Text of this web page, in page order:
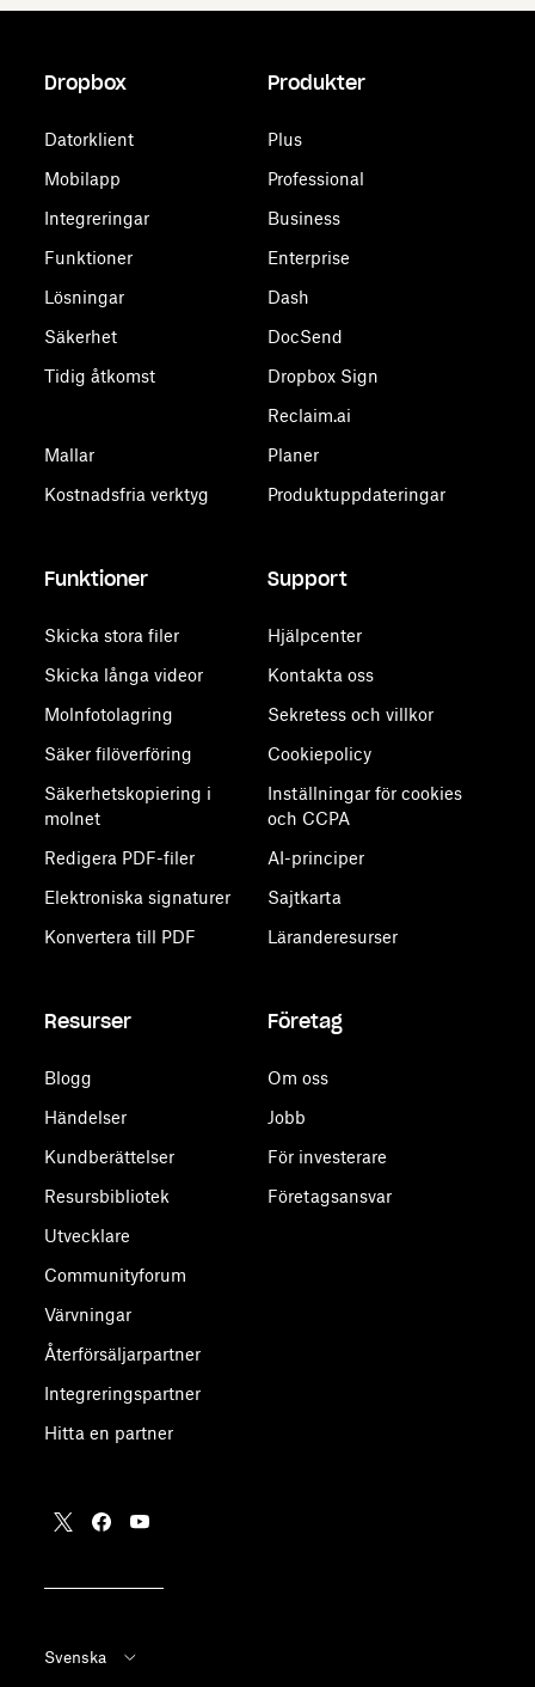
Dropbox
Datorklient
Mobilapp
Integreringar
Funktioner
Lösningar
Säkerhet
Tidig åtkomst
Mallar
Kostnadsfria verktyg
Produkter
Plus
Professional
Business
Enterprise
Dash
DocSend
Dropbox Sign
Reclaim.ai
Planer
Produktuppdateringar
Funktioner
Skicka stora filer
Skicka långa videor
Molnfotolagring
Säker filöverföring
Säkerhetskopiering i
molnet
Redigera PDF-filer
Elektroniska signaturer
Konvertera till PDF
Support
Hjälpcenter
Kontakta oss
Sekretess och villkor
Cookiepolicy
Inställningar för cookies
och CCPA
AI-principer
Sajtkarta
Läranderesurser
Resurser
Blogg
Händelser
Kundberättelser
Resursbibliotek
Utvecklare
Communityforum
Värvningar
Återförsäljarpartner
Integreringspartner
Hitta en partner
Företag
Om oss
Jobb
För investerare
Företagsansvar
Svenska